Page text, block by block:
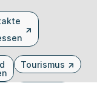
Tourismus